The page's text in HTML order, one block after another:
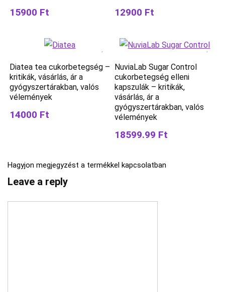
15900 Ft 12900 Ft
Diatea tea cukorbetegség –
kritikák, vásárlás, ár a
gyógyszertárakban, valós
vélemények
14000 Ft
NuviaLab Sugar Control
cukorbetegség elleni
kapszulák – kritikák,
vásárlás, ár a
gyógyszertárakban, valós
vélemények
18599.99 Ft
Hagyjon megjegyzést a termékkel kapcsolatban
Leave a reply